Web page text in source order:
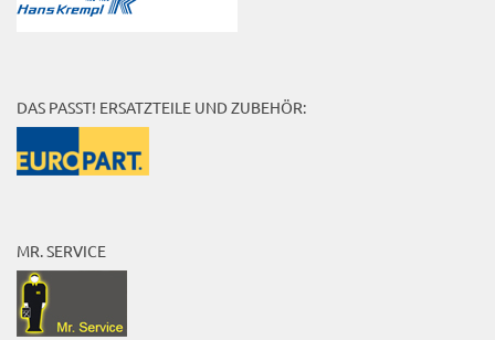
DAS PASST! ERSATZTEILE UND ZUBEHÖR:
MR. SERVICE